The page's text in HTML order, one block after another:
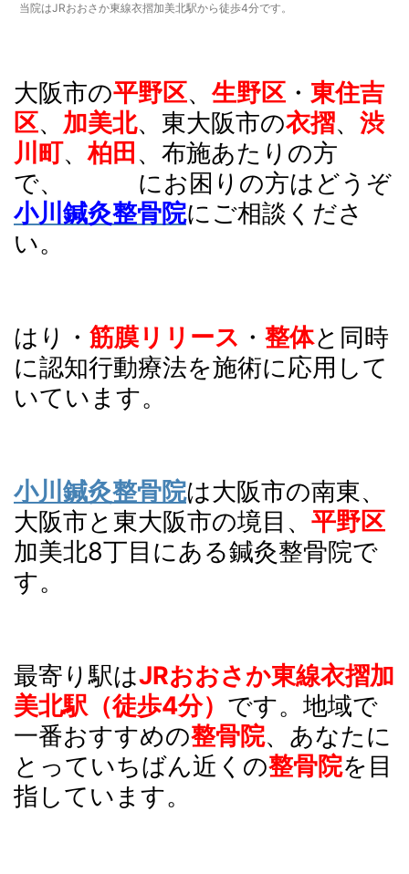
当院はJRおおさか東線衣摺加美北駅から徒歩4分です。
大阪市の平野区、 生野区 ・ 東住吉
区、 加美北、東大阪市の衣摺、 渋
川町、柏田 、布施あたりの方
で、 にお困りの方はどうぞ
小川鍼灸整骨院にご相談くださ
い。
はり ・ 筋膜リリース ・ 整体と同時
に認知行動療法を施術に応用して
いています。
小川鍼灸整骨院は大阪市の南東、
大阪市と東大阪市の境目、 平野区
加美北8丁目にある鍼灸整骨院で
す。
最寄り駅はJRおおさか東線衣摺加
美北駅（徒歩4分） です。地域で
一番おすすめの整骨院、あなたに
とっていちばん近くの整骨院を目
指しています。